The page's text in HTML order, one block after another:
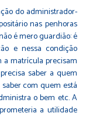
do administrador-
nas penhoras
é mero guardião: é
e nessa condição
a matrícula precisam
saber a quem
com quem está
o bem etc. A
a utilidade